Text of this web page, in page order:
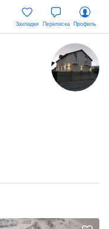
Закладки Переписка Профиль